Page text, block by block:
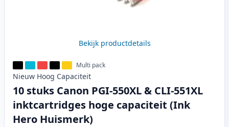
Bekijk productdetails
Multi pack
Nieuw Hoog Capaciteit
10 stuks Canon PGI-550XL & CLI-551XL
inktcartridges hoge capaciteit (Ink
Hero Huismerk)